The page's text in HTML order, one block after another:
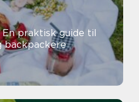
En praktisk guide til
backpackere